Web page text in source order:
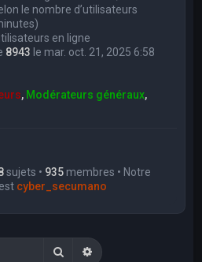
le nombre d’utilisateurs
en ligne
8943 le mar. oct. 21, 2025 6:58
, Modérateurs généraux,
sujets • 935 membres • Notre
cyber_secumano
RechercherRecherche avancée